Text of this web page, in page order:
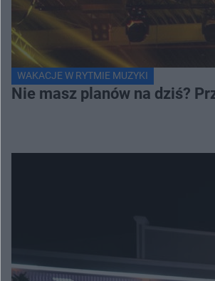
WAKACJE W RYTMIE MUZYKI
Nie masz planów na dziś?